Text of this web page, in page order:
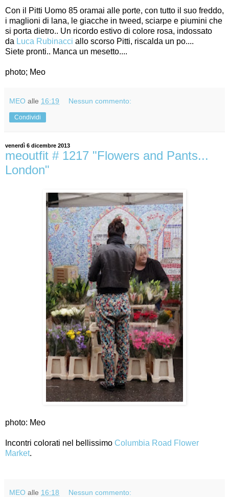
Con il Pitti Uomo 85 oramai alle porte, con tutto il suo freddo,
i maglioni di lana, le giacche in tweed, sciarpe e piumini che
si porta dietro.. Un ricordo estivo di colore rosa, indossato
da Luca Rubinacci allo scorso Pitti, riscalda un po....
Siete pronti.. Manca un mesetto....
photo; Meo
MEO alle 16:19 Nessun commento:
Condividi
venerdì 6 dicembre 2013
meoutfit # 1217 "Flowers and Pants...
London"
photo: Meo
Incontri colorati nel bellissimo Columbia Road Flower
Market.
MEO alle 16:18 Nessun commento: